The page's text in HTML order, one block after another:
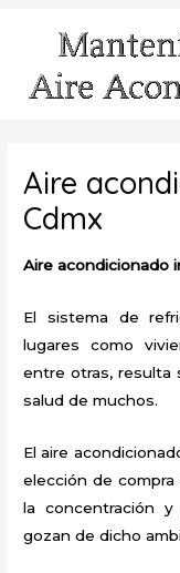
contenido
Aire
Cdmx
Aire acondicionado
El sistema de
lugares como
entre otras, resulta
salud de muchos.
El aire
elección de
la concentración
gozan de dicho